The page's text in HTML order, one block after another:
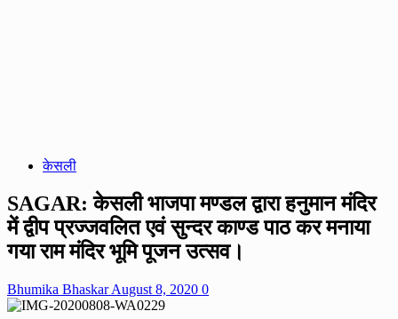
केसली
SAGAR: केसली भाजपा मण्डल द्वारा हनुमान मंदिर
में द्वीप प्रज्जवलित एवं सुन्दर काण्ड पाठ कर मनाया
गया राम मंदिर भूमि पूजन उत्सव।
Bhumika BhaskarAugust 8, 2020 0